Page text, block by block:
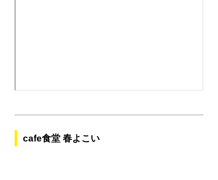
cafe食堂 春よこい